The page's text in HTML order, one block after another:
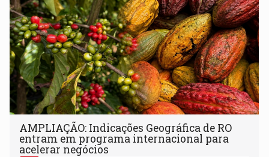
AMPLIAÇÃO: Indicações Geográfica de RO
entram em programa internacional para
acelerar negócios